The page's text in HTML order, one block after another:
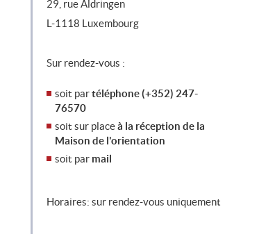
29, rue Aldringen
L-1118 Luxembourg
Sur rendez-vous :
soit partéléphone (+352) 247-
76570
soit sur placeà la réception de la
Maison de l'orientation
soit par mail
Horaires: sur rendez-vous uniquement